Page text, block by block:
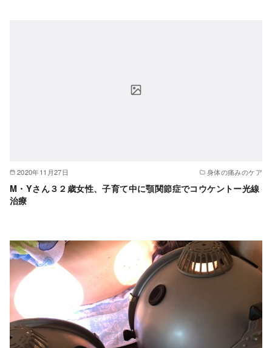
2020年11月27日 身体の痛みのケア
M・Yさん３２歳女性、子育て中に顎関節症でコウケントー光線
治療